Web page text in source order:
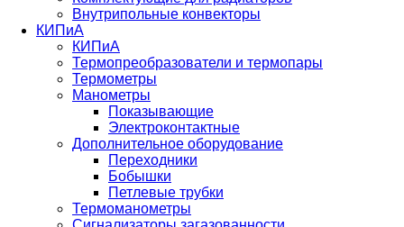
Внутрипольные конвекторы
КИПиА
КИПиА
Термопреобразователи и термопары
Термометры
Манометры
Показывающие
Электроконтактные
Дополнительное оборудование
Переходники
Бобышки
Петлевые трубки
Термоманометры